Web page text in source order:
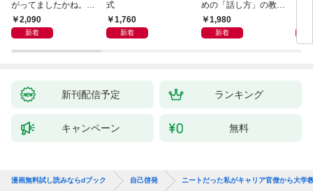
がってましたかね。
獅子座、Ａ型、丙午は
めぐる
2,090
新着
式
1,760
新着
めの「話し方」の教
室 Ｏｒａｃｙ（オラ
シー）
1,980
新着
新刊配信予定 ランキング
キャンペーン 無料
漫画無料試し読みならdブック 自己啓発 ニートだった私がキャリア官僚から大学